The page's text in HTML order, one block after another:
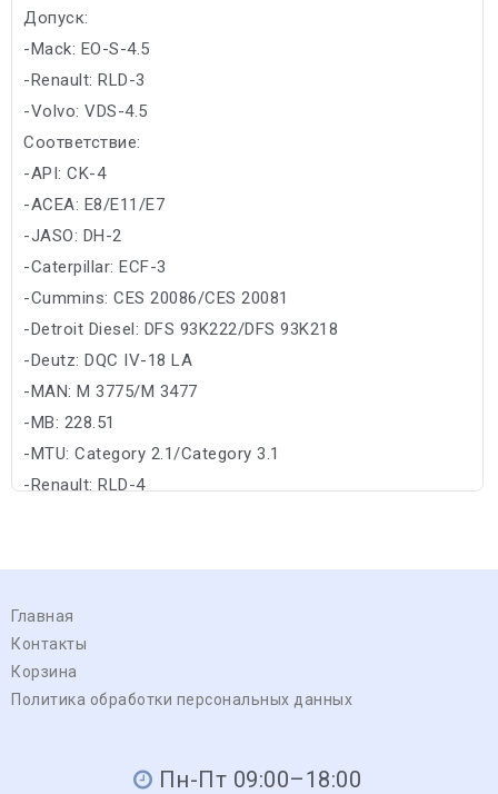
Допуск:
-Mack: EO-S-4.5
-Renault: RLD-3
-Volvo: VDS-4.5
Соответствие:
-API: CK-4
-ACEA: E8/E11/E7
-JASO: DH-2
-Caterpillar: ECF-3
-Cummins: CES 20086/CES 20081
-Detroit Diesel: DFS 93K222/DFS 93K218
-Deutz: DQC IV-18 LA
-MAN: M 3775/M 3477
-MB: 228.51
-MTU: Category 2.1/Category 3.1
-Renault: RLD-4
Главная
Контакты
Корзина
Политика обработки персональных данных
Пн-Пт 09:00–18:00